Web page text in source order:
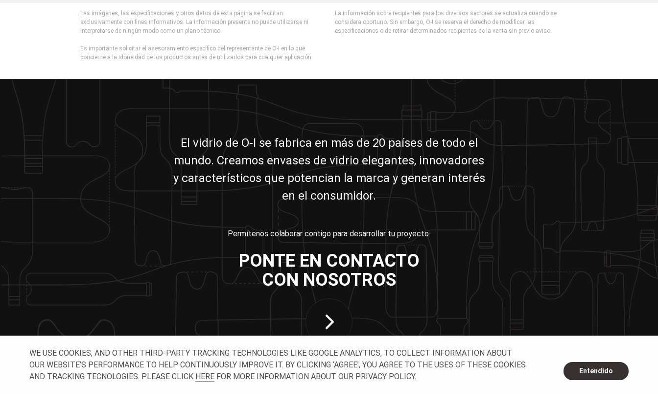
Las imágenes, las especificaciones y otros datos de esta página se facilitan
exclusivamente con fines informativos. La información presente no puede utilizarse ni
interpretarse de ningún modo como un plano técnico.
Es importante solicitar el asesoramiento específico del representante de O-I en lo que
concierne a la idoneidad de los productos antes de utilizarlos para cualquier aplicación.
La información sobre recipientes para los diversos sectores se actualiza cuando se
considera oportuno. Sin embargo, O-I se reserva el derecho de modificar las
especificaciones o de retirar determinados recipientes de la venta sin previo aviso.
El vidrio de O-I se fabrica en más de 20 países de todo el
mundo. Creamos envases de vidrio elegantes, innovadores
y característicos que potencian la marca y generan interés
en el consumidor.
Permítenos colaborar contigo para desarrollar tu proyecto.
PONTE EN CONTACTO
CON NOSOTROS
WE USE COOKIES, AND OTHER THIRD-PARTY TRACKING TECHNOLOGIES LIKE GOOGLE ANALYTICS, TO COLLECT INFORMATION ABOUT
OUR WEBSITE’S PERFORMANCE TO HELP CONTINUOUSLY IMPROVE IT. BY CLICKING ‘AGREE’, YOU AGREE TO THE USES OF THESE COOKIES
AND TRACKING TECNOLOGIES. PLEASE CLICK HERE FOR MORE INFORMATION ABOUT OUR PRIVACY POLICY.
Entendido